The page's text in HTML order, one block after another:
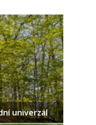
univerzál